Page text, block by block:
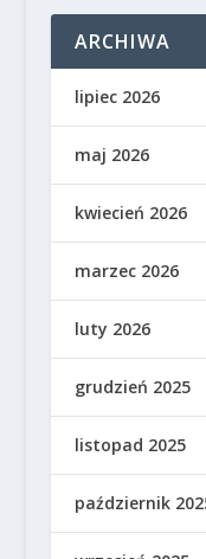
ARCHIWA
lipiec 2026
maj 2026
kwiecień 2026
marzec 2026
luty 2026
grudzień 2025
listopad 2025
październik